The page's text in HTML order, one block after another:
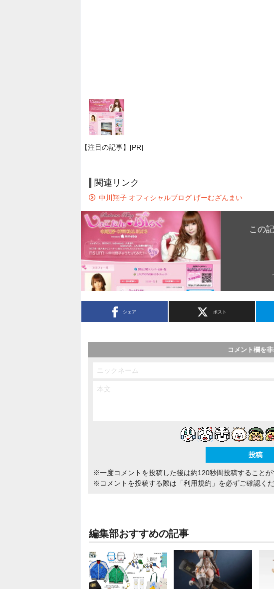
【注目の記事】[PR]
関連リンク
中川翔子 オフィシャルブログ げーむざんまい
この
シェア ポスト
コメント欄を
※一度コメントを投稿した後は約120秒間投稿することが
※コメントを投稿する際は 「利用規約」 を必ずご確認く
編集部おすすめの記事